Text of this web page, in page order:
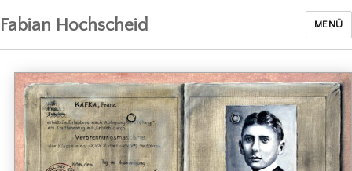
Fabian Hochscheid MENÜ